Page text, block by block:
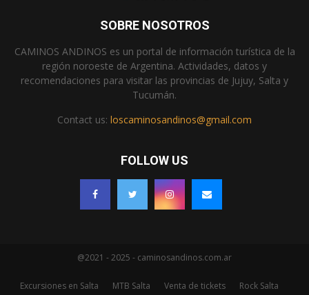
SOBRE NOSOTROS
CAMINOS ANDINOS es un portal de información turística de la
región noroeste de Argentina. Actividades, datos y
recomendaciones para visitar las provincias de Jujuy, Salta y
Tucumán.
Contact us: loscaminosandinos@gmail.com
FOLLOW US
@2021 - 2025 - caminosandinos.com.ar
Excursiones en Salta MTB Salta Venta de tickets Rock Salta